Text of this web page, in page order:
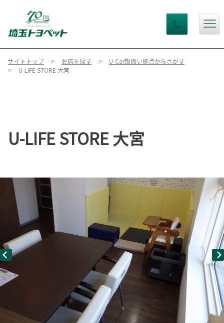
サイトトップ お店を探す
U-Car取扱い拠点からさがす
U-LIFE STORE 大宮
U-LIFE STORE 大宮